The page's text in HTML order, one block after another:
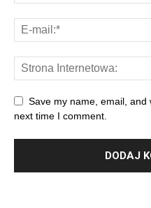
Save my name, email,
next time I comment.